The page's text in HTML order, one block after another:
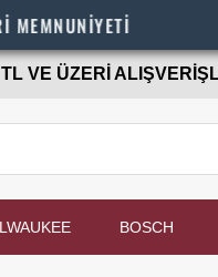
VE ÜZERİ
BOSCH